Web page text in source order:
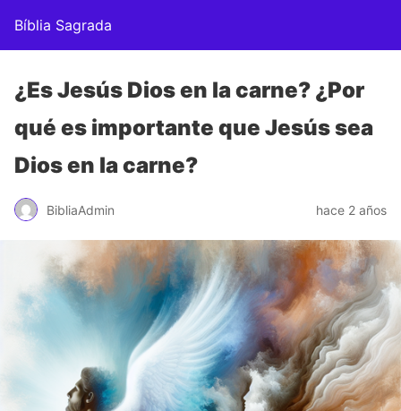
Bíblia Sagrada
¿Es Jesús Dios en la carne? ¿Por
qué es importante que Jesús sea
Dios en la carne?
BibliaAdmin hace 2 años